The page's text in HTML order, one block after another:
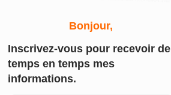
Bonjour,
Inscrivez-vous pour recevoir de
temps en temps mes
informations.